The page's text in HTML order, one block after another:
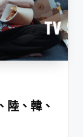
陸、韓、